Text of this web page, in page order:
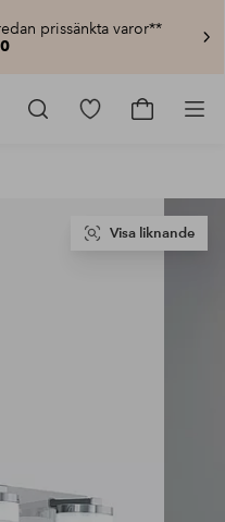
prissänkta varor**
Gå
Gå
Visa liknande